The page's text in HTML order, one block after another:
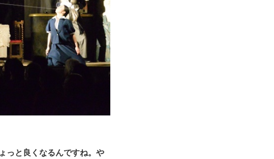
っと良くなるんですね。や